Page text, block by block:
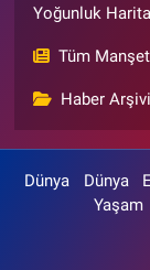
Yoğunluk
Tüm
Haber Arşivi
Dünya Dünya
Yaşam